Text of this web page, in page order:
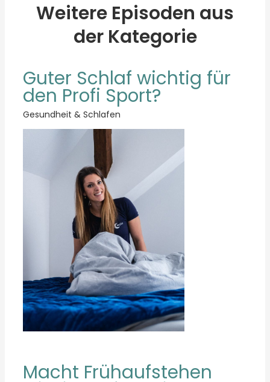
Weitere Episoden aus
der Kategorie
Guter Schlaf wichtig für
den Profi Sport?
Gesundheit & Schlafen
Macht Frühaufstehen